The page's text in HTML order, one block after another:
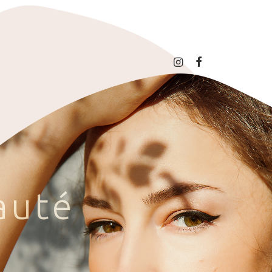
uté